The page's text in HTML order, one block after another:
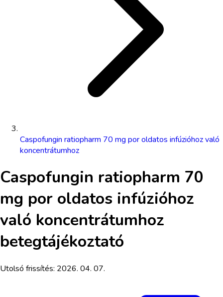
Caspofungin ratiopharm 70 mg por oldatos infúzióhoz való
koncentrátumhoz
Caspofungin ratiopharm 70
mg por oldatos infúzióhoz
való koncentrátumhoz
betegtájékoztató
Utolsó frissítés: 2026. 04. 07.